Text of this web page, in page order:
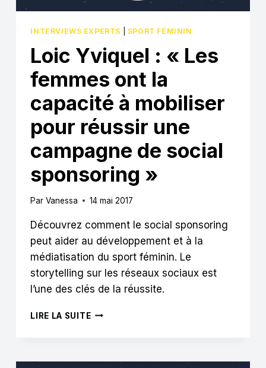
INTERVIEWS EXPERTS SPORT FÉMININ
Loic Yviquel : « Les
femmes ont la
capacité à mobiliser
pour réussir une
campagne de social
sponsoring »
Par Vanessa 14 mai 2017
Découvrez comment le social sponsoring
peut aider au développement et à la
médiatisation du sport féminin. Le
storytelling sur les réseaux sociaux est
l’une des clés de la réussite.
LIRE LA SUITELOIC
FEMMES